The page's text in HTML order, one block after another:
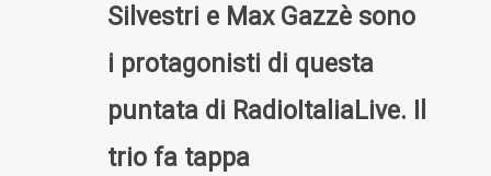
Silvestri e Max Gazzè sono
i protagonisti di questa
puntata di RadioItaliaLive. Il
trio fa tappa